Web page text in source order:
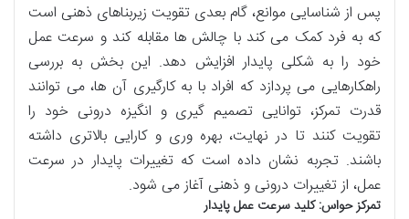
پس از شناسایی موانع، گام بعدی تقویت زیربناهای ذهنی است
که به فرد کمک می کند با چالش ها مقابله کند و سرعت عمل
خود را به شکلی پایدار افزایش دهد. این بخش به بررسی
راهکارهایی می پردازد که افراد با به کارگیری آن ها، می توانند
قدرت تمرکز، توانایی تصمیم گیری و انگیزه درونی خود را
تقویت کنند تا در نهایت، بهره وری و کارایی بالاتری داشته
باشند. تجربه نشان داده است که تغییرات پایدار در سرعت
عمل، از تغییرات درونی و ذهنی آغاز می شود.
تمرکز حواس: کلید سرعت عمل پایدار